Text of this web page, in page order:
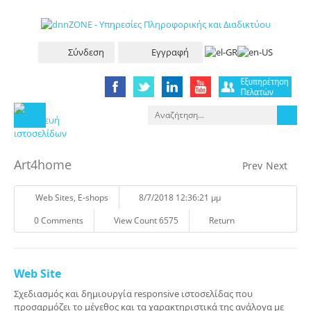
Σύνδεση Εγγραφή
Prev Next
Art4home
Web Sites, E-shops
8/7/2018 12:36:21 μμ
0 Comments
View Count 6575 Return
Web Site
Σχεδιασμός και δημιουργία responsive ιστοσελίδας που
προσαρμόζει το μέγεθος και τα χαρακτηριστικά της ανάλογα με